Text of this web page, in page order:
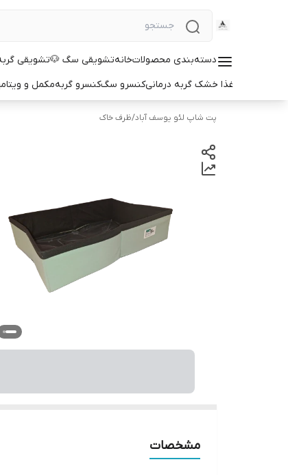
دسته‌بندی محصولاتخانهتشویقی سگ 🐶تشویقی
غذا خشک گربه درمانیکنسرو سگکنسرو گربهمکمل و
پت شاپ لئو یوسف آباد/ظرف خاک
مشخصات